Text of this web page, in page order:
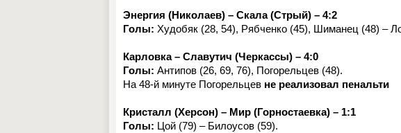
Энергия (Николаев) – Скала (Стрый) – 4:2
Голы: Худобяк (28, 54), Рябченко (45), Шиманец (48) –
Карловка – Славутич (Черкассы) – 4:0
Голы: Антипов (26, 69, 76), Погорельцев (48).
На 48-й минуте Погорельцев не реализовал пенальти
Кристалл (Херсон) – Мир (Горностаевка) – 1:1
Голы: Цой (79) – Билоусов (59).